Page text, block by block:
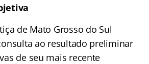
de Mato Grosso do Sul
ao resultado preliminar
de seu mais recente